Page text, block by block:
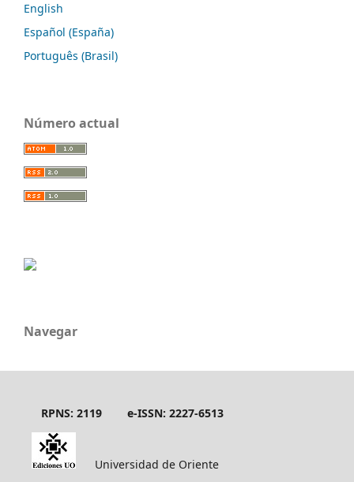
English
Español (España)
Português (Brasil)
Número actual
Navegar
RPNS: 2119 e-ISSN: 2227-6513
Universidad de Oriente